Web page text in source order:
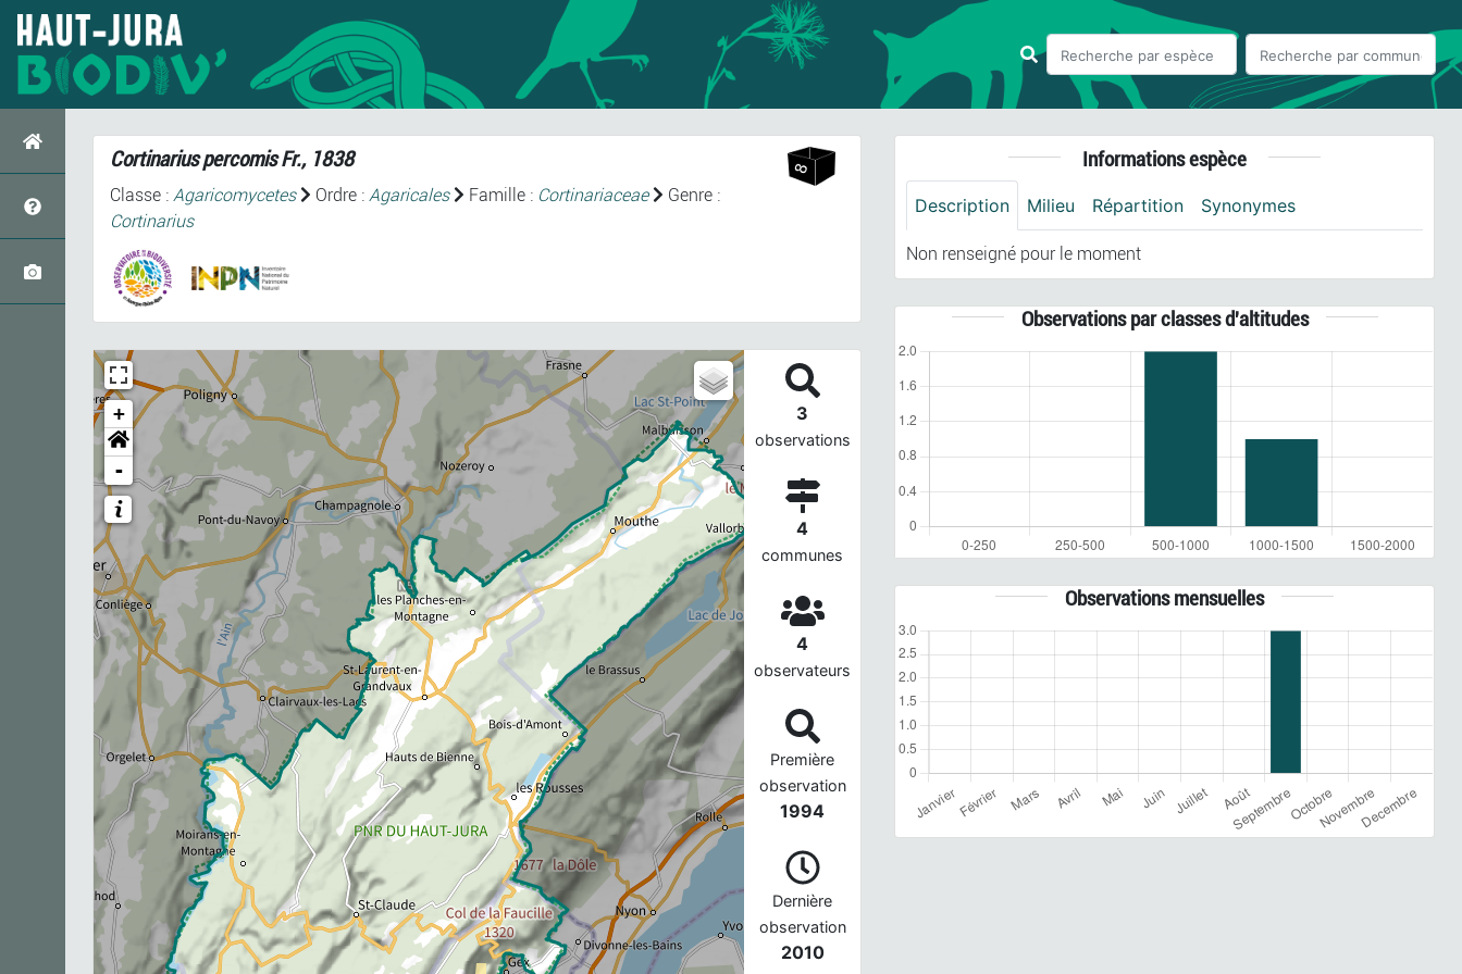
Cortinarius percomisFr., 1838
Classe : Agaricomycetes Ordre : Agaricales Famille : Cortinariaceae
Genre :
Cortinarius
+
-
3
observations
4
communes
4
observateurs
Première
observation
1994
Dernière
observation
2010
Informations espèce
Description Milieu Répartition Synonymes
Non renseigné pour le moment
Observations par classes d'altitudes
Observations mensuelles